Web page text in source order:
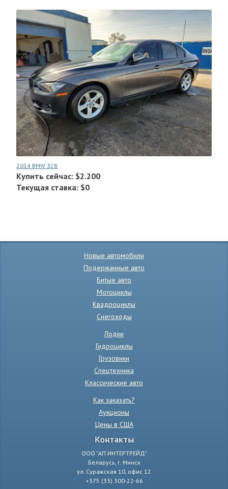
2014 BMW 328
Купить сейчас: $2.200
Текущая ставка: $0
Новые автомобили
Подержанные авто
Битые авто
Мотоциклы
Квадроциклы
Снегоходы
Лодки
Гидроциклы
Грузовики
Спецтехника
Классические авто
Как заказать?
Аукционы
Цены в США
Контакты
ООО "АП ИНТЕРТРЕЙД"
Беларусь, г. Минск
ул. Суражская 10, офис 12
+375 (33) 300-22-66